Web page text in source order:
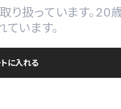
り扱っています。20
います。
に入れる